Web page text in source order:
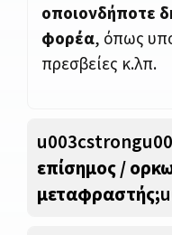
οποιονδήποτε
φορέα, όπως
πρεσβείες κ.λπ.
επίσημος /
μεταφραστής;